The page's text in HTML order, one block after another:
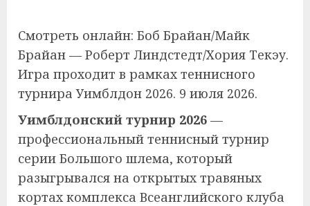
Смотреть онлайн: Боб Брайан/Майк
Брайан — Роберт Линдстедт/Хория Текэу.
Игра проходит в рамках теннисного
турнира Уимблдон 2026. 9 июля 2026.
Уимблдонский турнир 2026 —
профессиональный теннисный турнир
серии Большого шлема, который
разыгрывался на открытых травяных
кортах комплекса Всеанглийского клуба